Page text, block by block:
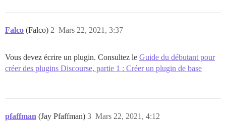
Falco (Falco) Mars 22, 2021, 3:37
2
Vous devez écrire un plugin. Consultez le Guide du débutant pour
créer des plugins Discourse, partie 1 : Créer un plugin de base
pfaffman (Jay Pfaffman) Mars 22, 2021, 4:12
3